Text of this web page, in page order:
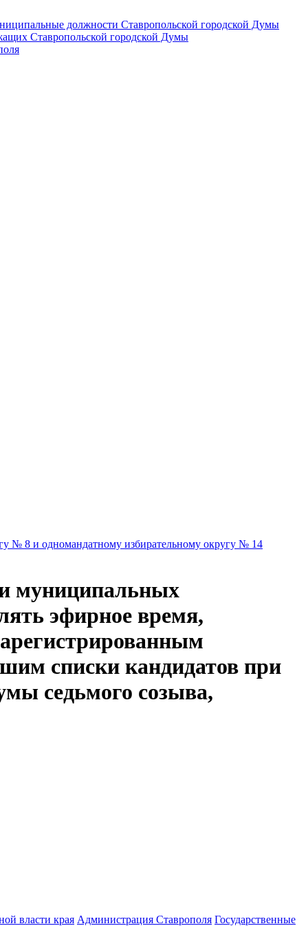
должности Ставропольской городской Думы
Ставропольской городской Думы
№ 8 и одномандатному избирательному округу № 14
муниципальных
эфирное время,
списки кандидатов при
седьмого созыва,
власти края Администрация Ставрополя Государственные